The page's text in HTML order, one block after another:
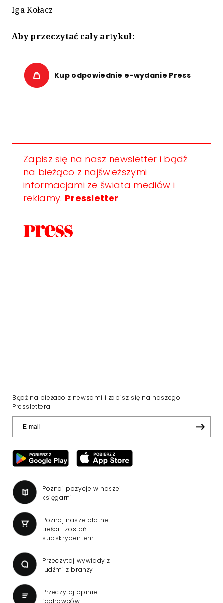
Iga Kołacz
Aby przeczytać cały artykuł:
Kup odpowiednie e-wydanie Press
Zapisz się na nasz newsletter i bądź
na bieżąco z najświeższymi
informacjami ze świata mediów i
reklamy. Pressletter
Bądź na bieżaco z newsami i zapisz się na naszego
Presslettera
Poznaj pozycje w naszej
księgarni
Poznaj nasze płatne
treści i zostań
subskrybentem
Przeczytaj wywiady z
ludźmi z branży
Przeczytaj opinie
fachowców